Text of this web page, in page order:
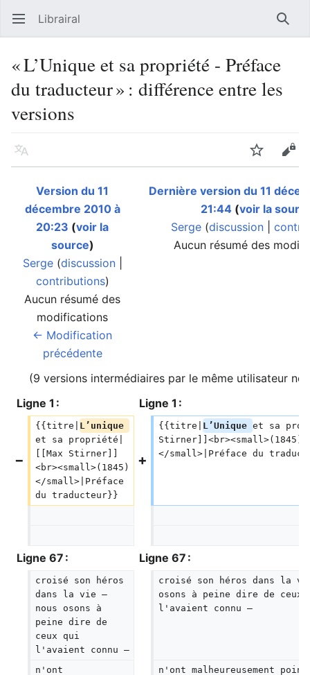
Ouvrir le menu principal Librairal
« L’Unique et sa propriété - Préface
du traducteur » : différence entre les
versions
Langue Suivre
Version du 11
décembre 2010 à
20:23 (voir la
source)
Serge (discussion|
contributions)
Aucun résumé des
modifications
← Modification
précédente
Dernière version du 11
21:44 (voir la
Serge (discussion|
Aucun résumé des
(9 versions intermédiaires par le même utilisateur
Ligne 1 :
Ligne 1 :
{{titre| L’unique
et sa propriété|
[[Max Stirner]]
<br><small>(1845)
</small>|Préface
du traducteur}}
{{titre| L’Unique et sa
Stirner]]<br><small>(1845)
</small>|Préface du
Ligne 67 : Ligne 67 :
croisé son héros
dans la vie —
nous osons à
peine dire de
ceux qui
l'avaient connu —
croisé son héros dans la
osons à peine dire de
l'avaient connu —
n'ont
n'ont malheureusement